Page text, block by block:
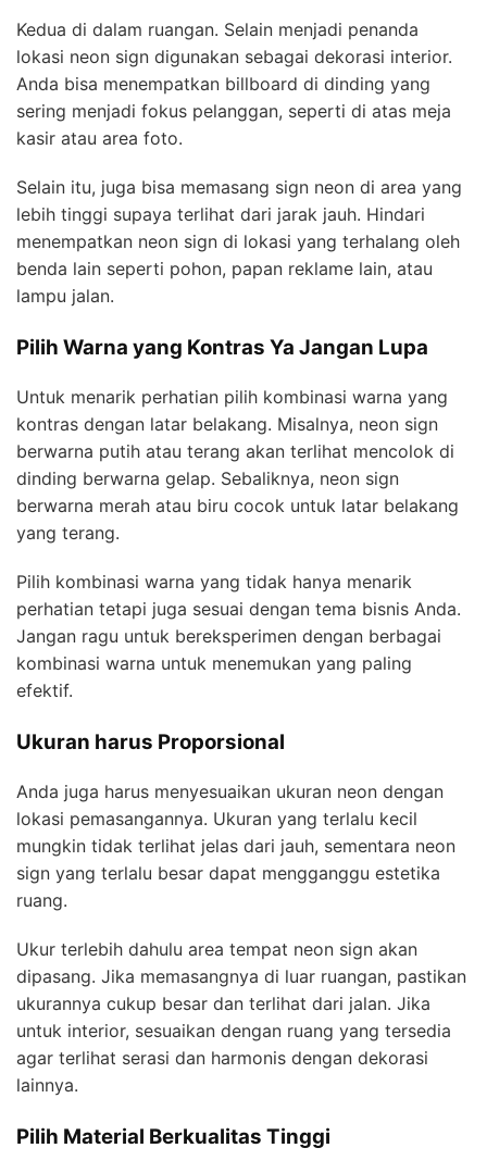
Kedua di dalam ruangan. Selain menjadi penanda
lokasi neon sign digunakan sebagai dekorasi interior.
Anda bisa menempatkan billboard di dinding yang
sering menjadi fokus pelanggan, seperti di atas meja
kasir atau area foto.
Selain itu, juga bisa memasang sign neon di area yang
lebih tinggi supaya terlihat dari jarak jauh. Hindari
menempatkan neon sign di lokasi yang terhalang oleh
benda lain seperti pohon, papan reklame lain, atau
lampu jalan.
Pilih Warna yang Kontras Ya Jangan Lupa
Untuk menarik perhatian pilih kombinasi warna yang
kontras dengan latar belakang. Misalnya, neon sign
berwarna putih atau terang akan terlihat mencolok di
dinding berwarna gelap. Sebaliknya, neon sign
berwarna merah atau biru cocok untuk latar belakang
yang terang.
Pilih kombinasi warna yang tidak hanya menarik
perhatian tetapi juga sesuai dengan tema bisnis Anda.
Jangan ragu untuk bereksperimen dengan berbagai
kombinasi warna untuk menemukan yang paling
efektif.
Ukuran harus Proporsional
Anda juga harus menyesuaikan ukuran neon dengan
lokasi pemasangannya. Ukuran yang terlalu kecil
mungkin tidak terlihat jelas dari jauh, sementara neon
sign yang terlalu besar dapat mengganggu estetika
ruang.
Ukur terlebih dahulu area tempat neon sign akan
dipasang. Jika memasangnya di luar ruangan, pastikan
ukurannya cukup besar dan terlihat dari jalan. Jika
untuk interior, sesuaikan dengan ruang yang tersedia
agar terlihat serasi dan harmonis dengan dekorasi
lainnya.
Pilih Material Berkualitas Tinggi